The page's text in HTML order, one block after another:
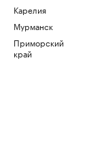
Карелия
Мурманск
Приморский
край